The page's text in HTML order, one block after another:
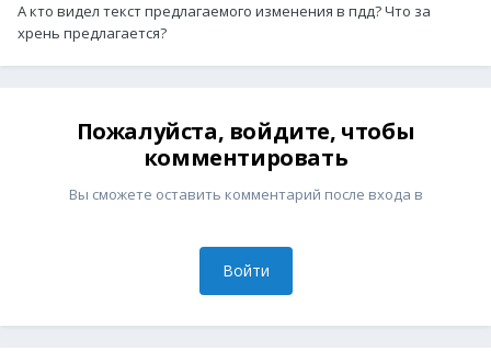
А кто видел текст предлагаемого изменения в пдд? Что за
хрень предлагается?
Пожалуйста, войдите, чтобы
комментировать
Вы сможете оставить комментарий после входа в
Войти